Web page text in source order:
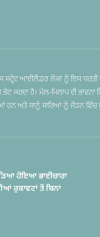
ਸਟ੍ਰੇਟ ਆਈਲੈਂਡਰ ਲੋਕਾਂ ਨੂੰ ਇਸ ਧਰਤੀ
ਕਰਦਾ ਹੈ। ਮੇਲ-ਮਿਲਾਪ ਦੀ
ਅਤੇ ਸਾਨੂੰ ਸਾਰਿਆਂ ਨੂੰ ਜੋੜਨ ਵਿੱਚ
ਹੋਇਆ ਭਾਈਚਾਰਾ
ਰੁਕਾਵਟਾਂ ਤੋਂ ਬਿਨਾਂ